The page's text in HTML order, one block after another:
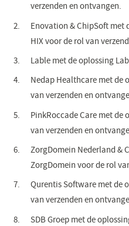
verzenden en ontvangen.
Enovation & ChipSoft met
HIX voor de rol van
Lable met de oplossing
Nedap Healthcare met de
van verzenden en
PinkRoccade Care met de
van verzenden en
ZorgDomein Nederland &
ZorgDomein voor de rol
Qurentis Software met de
van verzenden en
SDB Groep met de